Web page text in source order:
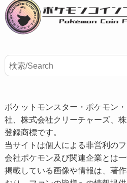
ポケットモンスター・ポケモン
社、株式会社クリーチャーズ、
登録商標です。
当サイトは個人による非営利の
会社ポケモン及び関連企業とは
掲載している画像や情報は、著